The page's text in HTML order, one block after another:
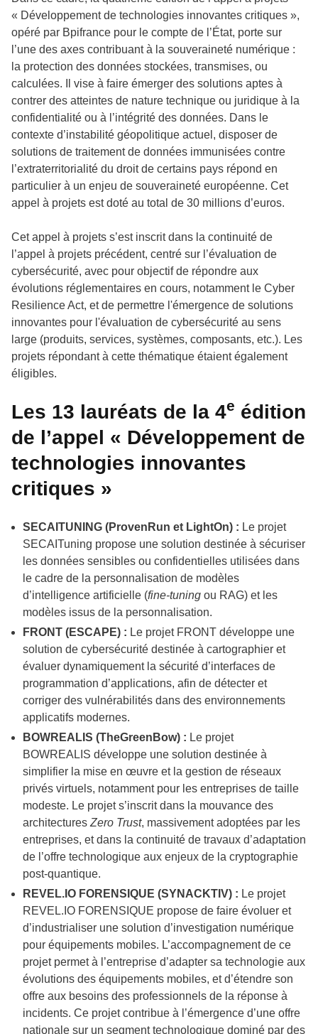
« Développement de technologies innovantes critiques »,
opéré par Bpifrance pour le compte de l’État, porte sur
l’une des axes contribuant à la souveraineté numérique :
la protection des données stockées, transmises, ou
calculées. Il vise à faire émerger des solutions aptes à
contrer des atteintes de nature technique ou juridique à la
confidentialité ou à l’intégrité des données. Dans le
contexte d’instabilité géopolitique actuel, disposer de
solutions de traitement de données immunisées contre
l’extraterritorialité du droit de certains pays répond en
particulier à un enjeu de souveraineté européenne. Cet
appel à projets est doté au total de 30 millions d’euros.
Cet appel à projets s’est inscrit dans la continuité de
l’appel à projets précédent, centré sur l’évaluation de
cybersécurité, avec pour objectif de répondre aux
évolutions réglementaires en cours, notamment le Cyber
Resilience Act, et de permettre l'émergence de solutions
innovantes pour l'évaluation de cybersécurité au sens
large (produits, services, systèmes, composants, etc.). Les
projets répondant à cette thématique étaient également
éligibles.
Les 13 lauréats de la 4e édition
de l’appel « Développement de
technologies innovantes
critiques »
SECAITUNING (ProvenRun et LightOn) : Le projet
SECAITuning propose une solution destinée à sécuriser
les données sensibles ou confidentielles utilisées dans
le cadre de la personnalisation de modèles
d’intelligence artificielle (fine-tuning ou RAG) et les
modèles issus de la personnalisation.
FRONT (ESCAPE) : Le projet FRONT développe une
solution de cybersécurité destinée à cartographier et
évaluer dynamiquement la sécurité d’interfaces de
programmation d’applications, afin de détecter et
corriger des vulnérabilités dans des environnements
applicatifs modernes.
BOWREALIS (TheGreenBow) : Le projet
BOWREALIS développe une solution destinée à
simplifier la mise en œuvre et la gestion de réseaux
privés virtuels, notamment pour les entreprises de taille
modeste. Le projet s’inscrit dans la mouvance des
architectures Zero Trust, massivement adoptées par les
entreprises, et dans la continuité de travaux d’adaptation
de l’offre technologique aux enjeux de la cryptographie
post-quantique.
REVEL.IO FORENSIQUE (SYNACKTIV) : Le projet
REVEL.IO FORENSIQUE propose de faire évoluer et
d’industrialiser une solution d’investigation numérique
pour équipements mobiles. L’accompagnement de ce
projet permet à l’entreprise d’adapter sa technologie aux
évolutions des équipements mobiles, et d’étendre son
offre aux besoins des professionnels de la réponse à
incidents. Ce projet contribue à l’émergence d’une offre
nationale sur un segment technologique dominé par des